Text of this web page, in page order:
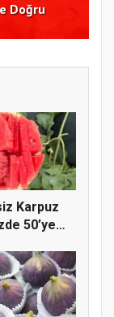
Doğru
Karpuz
50’ye